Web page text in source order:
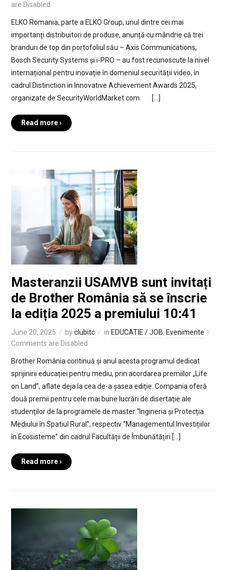
are Disabled
ELKO Romania, parte a ELKO Group, unul dintre cei mai
importanți distribuitori de produse, anunță cu mândrie că trei
branduri de top din portofoliul său – Axis Communications,
Bosch Security Systems și i-PRO – au fost recunoscute la nivel
internațional pentru inovație în domeniul securității video, în
cadrul Distinction in Innovative Achievement Awards 2025,
organizate de SecurityWorldMarket.com […]
Read more ›
Masteranzii USAMVB sunt invitați
de Brother România să se înscrie
la ediția 2025 a premiului 10:41
June 20, 2025 byclubitc in EDUCATIE / JOB, Evenimente
Comments are Disabled
Brother România continuă și anul acesta programul dedicat
sprijinirii educației pentru mediu, prin acordarea premiilor „Life
on Land”, aflate deja la cea de-a șasea ediție. Compania oferă
două premii pentru cele mai bune lucrări de disertație ale
studenților de la programele de master “Ingineria și Protecția
Mediului în Spatiul Rural”, respectiv “Managementul Investițiilor
în Ecosisteme” din cadrul Facultății de Îmbunătățiri […]
Read more ›